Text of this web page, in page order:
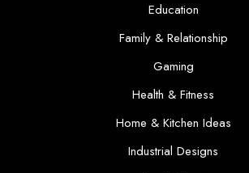
Education
Family & Relationship
Gaming
Health & Fitness
Home & Kitchen Ideas
Industrial Designs